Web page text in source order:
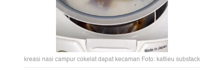
kreasi nasi campur cokelat dapat kecaman Foto: katlieu substack